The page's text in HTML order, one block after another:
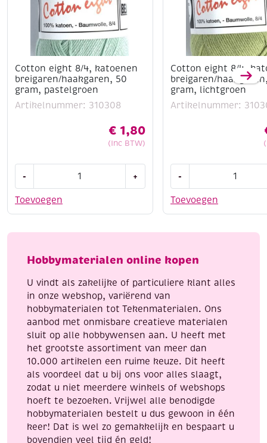
Cotton eight 8/4, katoenen
breigaren/haakgaren, 50
gram, pastelgroen
Artikelnummer: 310308
€ 1,80
(Inc BTW)
Toevoegen
-
8/4,
50
pastelgroen
+
Cotton eight 8/4,
breigaren/
gram, lichtgroen
Artikelnummer:
Toevoegen
-
8/4,
50
lichtgroen
Hobbymaterialen online kopen
U vindt als zakelijke of particuliere klant alles
in onze webshop, variërend van
hobbymaterialen tot Tekenmaterialen. Ons
aanbod met onmisbare creatieve materialen
sluit op alle hobbywensen aan. U heeft met
het grootste assortiment van meer dan
10.000 artikelen een ruime keuze. Dit heeft
als voordeel dat u bij ons voor alles slaagt,
zodat u niet meerdere winkels of webshops
hoeft te bezoeken. Vrijwel alle benodigde
hobbymaterialen bestelt u dus gewoon in één
keer! Dat is wel zo gemakkelijk en bespaart u
bovendien veel tijd én geld!